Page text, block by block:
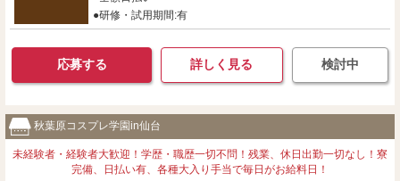
●研修・試用期間:有
応募する 詳しく見る 検討中
秋葉原コスプレ学園in仙台
未経験者・経験者大歓迎！学歴・職歴一切不問！残業、休日出勤一切なし！寮
完備、日払い有、各種大入り手当で毎日がお給料日！